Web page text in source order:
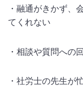
・融通がきかず、
てくれない
・相談や質問への
・社労士の先生が